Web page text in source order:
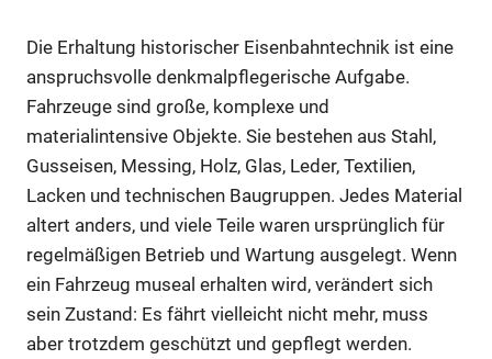
Die Erhaltung historischer Eisenbahntechnik ist eine
anspruchsvolle denkmalpflegerische Aufgabe.
Fahrzeuge sind große, komplexe und
materialintensive Objekte. Sie bestehen aus Stahl,
Gusseisen, Messing, Holz, Glas, Leder, Textilien,
Lacken und technischen Baugruppen. Jedes Material
altert anders, und viele Teile waren ursprünglich für
regelmäßigen Betrieb und Wartung ausgelegt. Wenn
ein Fahrzeug museal erhalten wird, verändert sich
sein Zustand: Es fährt vielleicht nicht mehr, muss
aber trotzdem geschützt und gepflegt werden.